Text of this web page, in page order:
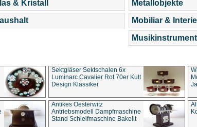
& Kristall
Metallobjekte
Mobiliar &
Sektgläser Sektschalen 6x
Luminarc Cavalier Rot 70er Kult
Design Klassiker
Antikes Oesterwitz
Antriebsmodell Dampfmaschine
Stand Schleifmaschine Bakelit